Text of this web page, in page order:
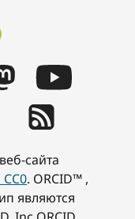
сайта
. ORCID™ ,
являются